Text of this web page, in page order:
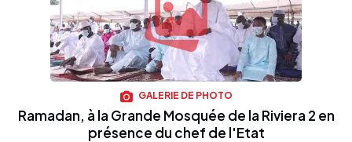
GALERIE DE PHOTO
Ramadan, à la Grande Mosquée de la Riviera 2 en
présence du chef de l'Etat